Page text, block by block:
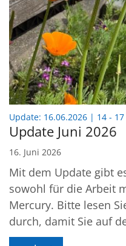
Update: 16.06.2026 | 14 -
Update Juni 2026
16. Juni 2026
Mit dem Update gibt
sowohl für die Arbeit
Mercury. Bitte lesen
durch, damit Sie auf